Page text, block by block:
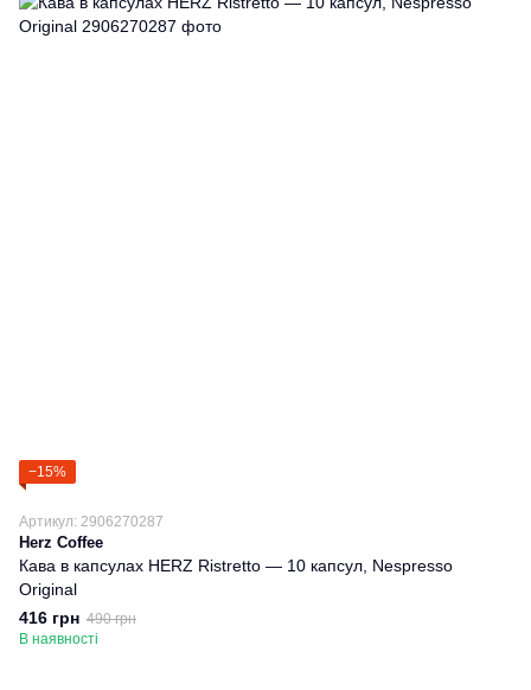
−15%
Артикул: 2906270287
Herz Coffee
Кава в капсулах HERZ Ristretto — 10 капсул, Nespresso
Original
416 грн 490 грн
В наявності